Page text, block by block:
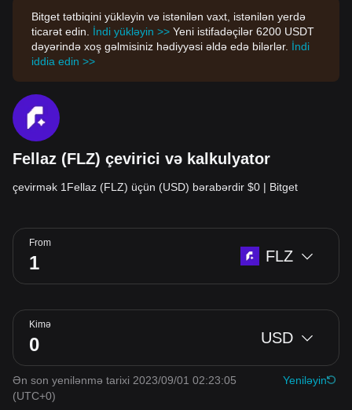
Bitget tətbiqini yükləyin və istənilən vaxt, istənilən yerdə
ticarət edin. İndi yükləyin >> Yeni istifadəçilər 6200 USDT
dəyərində xoş gəlmisiniz hədiyyəsi əldə edə bilərlər. İndi
iddia edin >>
Fellaz (FLZ) çevirici və kalkulyator
çevirmək 1Fellaz (FLZ) üçün (USD) bərabərdir $0 | Bitget
From
FLZ
Kimə
USD
Ən son yenilənmə tarixi 2023/09/01 02:23:05
(UTC+0)
Yeniləyin